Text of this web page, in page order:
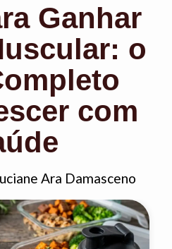
Ganhar
o
com
Ara Damasceno